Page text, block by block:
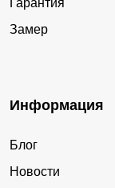
Замер
Информация
Блог
Новости